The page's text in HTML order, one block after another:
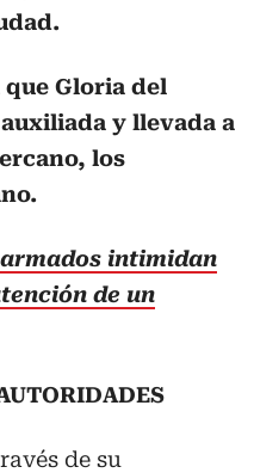
que Gloria del
y llevada a
los
intimidan
de un
de su